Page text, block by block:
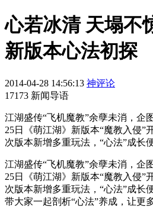
心若冰清 天塌不
新版本心法初探
2014-04-28 14:56:13 神评论
17173 新闻导语
江湖盛传“飞机魔教”余孽未消，企
25日《萌江湖》新版本“魔教入侵”
次版本新增多重玩法，“心法”成长
江湖盛传“飞机魔教”余孽未消，企
25日《萌江湖》新版本“魔教入侵”
次版本新增多重玩法，“心法”成长
带大家一起剖析“心法”养成，让更